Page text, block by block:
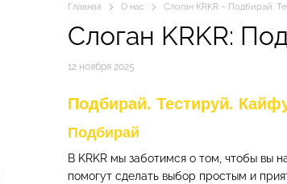
Главная О нас Слоган KRKR – Подбирай.
Слоган KRKR:
12 ноября 2025
Подбирай. Тестируй.
Подбирай
В KRKR мы заботимся о том, чтобы вы
помогут сделать выбор простым и